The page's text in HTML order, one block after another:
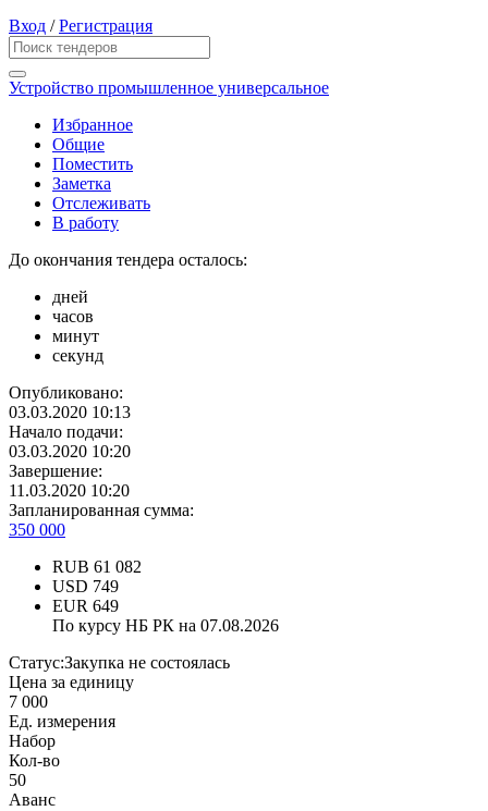
Вход /Регистрация
Устройство промышленное универсальное
Избранное
Общие
Поместить
Заметка
Отслеживать
В работу
До окончания тендера осталось:
дней
часов
минут
секунд
Опубликовано:
03.03.2020 10:13
Начало подачи:
03.03.2020 10:20
Завершение:
11.03.2020 10:20
Запланированная сумма:
350 000
RUB 61 082
USD 749
EUR 649
По курсу НБ РК на 07.08.2026
Статус:Закупка не состоялась
Цена за единицу
7 000
Ед. измерения
Набор
Кол-во
50
Аванс